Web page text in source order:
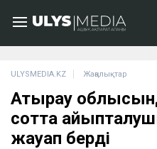
ULYSMEDIA.KZ Жаңалықтар
Атырау
сотта
жауап берді